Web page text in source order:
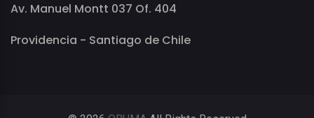
Av. Manuel Montt 037 Of. 404
Providencia - Santiago de Chile